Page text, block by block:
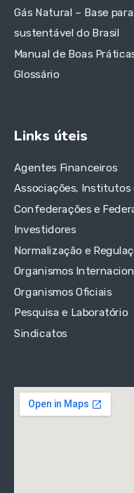
Gás Natural – Base
sustentável do Brasil
Manual de Boas
Glossário
Links úteis
Agentes Financeiros
Associações, Institutos
Confederações e
Investidores
Normalização e
Organismos
Organismos Oficiais
Pesquisa e Laboratório
Sindicatos